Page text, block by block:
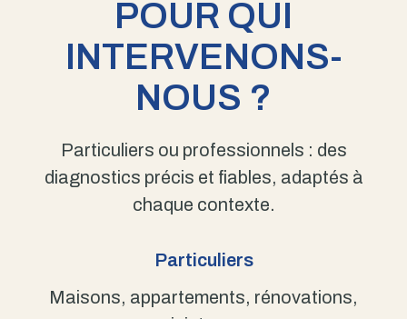
POUR QUI
INTERVENONS-
NOUS ?
Particuliers ou professionnels : des
diagnostics précis et fiables, adaptés à
chaque contexte.
Particuliers
Maisons, appartements, rénovations,